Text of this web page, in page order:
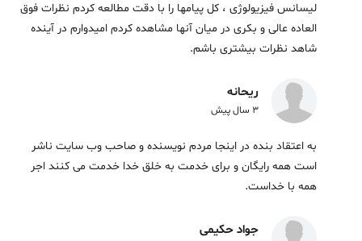
لیسانس فیزیولوژی ، کل پیامها را با دقت مطالعه کردم نظرات فوق
العاده عالی و بکری در میان آنها مشاهده کردم امیدوارم در آینده
شاهد نظرات بیشتری باشم.
ریحانه
3 سال پیش
به اعتقاد بنده در اینجا مردم نویسنده و صاحب وب سایت ناشر
است همه رایگان و برای خدمت به خلق خدا خدمت می کنند اجر
همه با خداست.
جواد حکیمی